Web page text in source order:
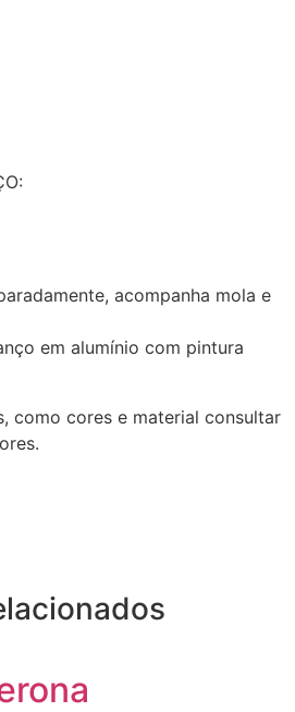
acompanha mola e
em alumínio com pintura
como cores e material consultar